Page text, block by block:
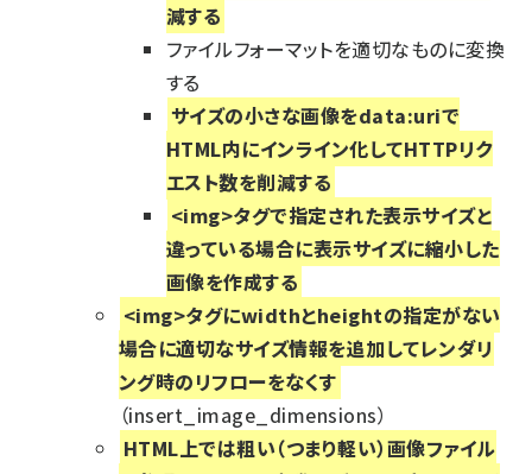
減する
ファイルフォーマットを適切なものに変換
する
サイズの小さな画像をdata:uriで
HTML内にインライン化してHTTPリク
エスト数を削減する
<img>タグで指定された表示サイズと
違っている場合に表示サイズに縮小した
画像を作成する
<img>タグにwidthとheightの指定がない
場合に適切なサイズ情報を追加してレンダリ
ング時のリフローをなくす
（insert_image_dimensions）
HTML上では粗い（つまり軽い）画像ファイル